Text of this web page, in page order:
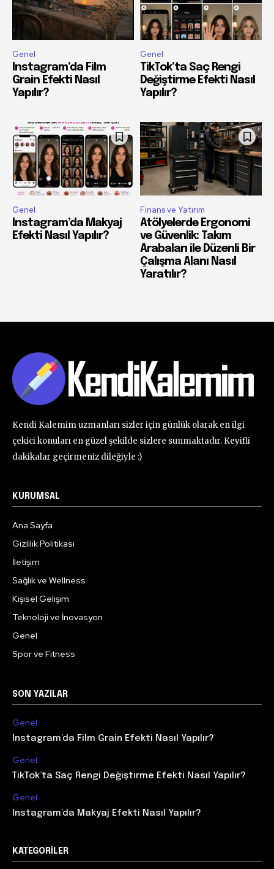
Genel
Instagram’da Film
Grain Efekti Nasıl
Yapılır?
Genel
TikTok’ta Saç Rengi
Değiştirme Efekti Nasıl
Yapılır?
Genel
Instagram’da Makyaj
Efekti Nasıl Yapılır?
Finans ve Yatırım
Atölyelerde Ergonomi
ve Güvenlik: Takım
Arabaları ile Düzenli Bir
Çalışma Alanı Nasıl
Yaratılır?
Kendi Kalemim uzmanları sizler için günlük olarak en ilgi
çekici konuları en güzel şekilde sizlere sunmaktadır. Keyifli
dakikalar geçirmeniz dileğiyle :)
KURUMSAL
Ana Sayfa
Gizlilik Politikası
İletişim
Sağlık ve Wellness
Kişisel Gelişim
Teknoloji ve İnovasyon
Genel
Spor ve Fitness
SON YAZILAR
Genel
Instagram’da Film Grain Efekti Nasıl Yapılır?
Genel
TikTok’ta Saç Rengi Değiştirme Efekti Nasıl Yapılır?
Genel
Instagram’da Makyaj Efekti Nasıl Yapılır?
KATEGORILER